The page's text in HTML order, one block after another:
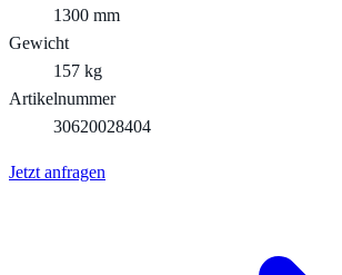
1300 mm
Gewicht
157 kg
Artikelnummer
30620028404
Jetzt anfragen